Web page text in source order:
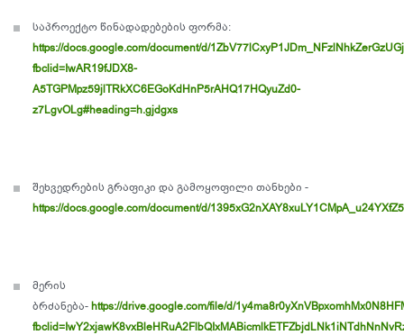
საპროექტო წინადადებების ფორმა:
https://docs.google.com/document/d/
fbclid=IwAR19fJDX8-
A5TGPMpz59jlTRkXC6EGoKdHnP5rAHQ17HQyuZd0-
z7LgvOLg#heading=h.gjdgxs
შეხვედრების გრაფიკი და გამოყოფილი თანხები -
https://docs.google.com/document/d/
მერის
ბრძანება-https://drive.google.com/file/d/